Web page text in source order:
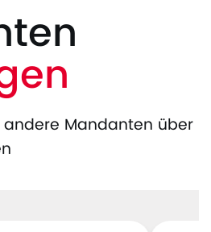
andere Mandanten über